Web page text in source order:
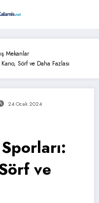
Mekanlar
Sörf ve Daha Fazlası
24 Ocak 2024
ve